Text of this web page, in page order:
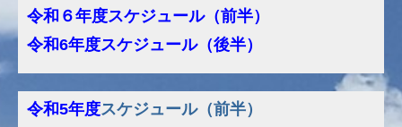
令和６年度スケジュール（前半）
令和6年度スケジュール（後半）
令和5年度スケジュール（前半）